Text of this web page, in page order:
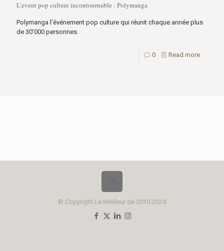
L’event pop culture incontournable : Polymanga
Polymanga l'événement pop culture qui réunit chaque année plus
de 30'000 personnes.
0 Read more
© Copyright Le Meilleur de 2010-2024